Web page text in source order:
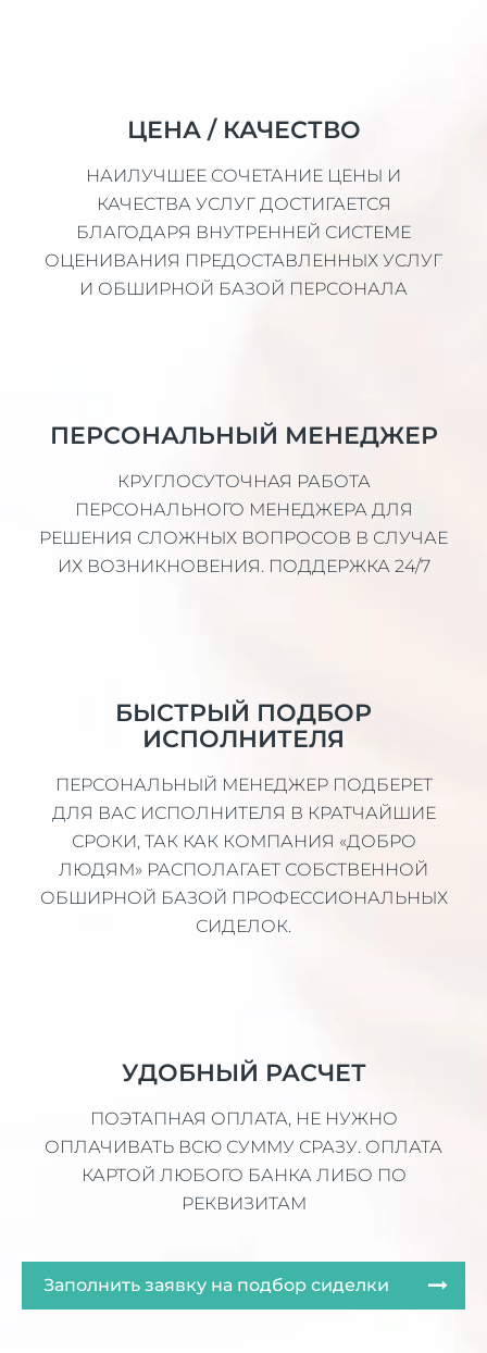
ЦЕНА / КАЧЕСТВО
НАИЛУЧШЕЕ СОЧЕТАНИЕ ЦЕНЫ И
КАЧЕСТВА УСЛУГ ДОСТИГАЕТСЯ
БЛАГОДАРЯ ВНУТРЕННЕЙ СИСТЕМЕ
ОЦЕНИВАНИЯ ПРЕДОСТАВЛЕННЫХ УСЛУГ
И ОБШИРНОЙ БАЗОЙ ПЕРСОНАЛА
ПЕРСОНАЛЬНЫЙ МЕНЕДЖЕР
КРУГЛОСУТОЧНАЯ РАБОТА
ПЕРСОНАЛЬНОГО МЕНЕДЖЕРА ДЛЯ
РЕШЕНИЯ СЛОЖНЫХ ВОПРОСОВ В СЛУЧАЕ
ИХ ВОЗНИКНОВЕНИЯ. ПОДДЕРЖКА 24/7
БЫСТРЫЙ ПОДБОР
ИСПОЛНИТЕЛЯ
ПЕРСОНАЛЬНЫЙ МЕНЕДЖЕР ПОДБЕРЕТ
ДЛЯ ВАС ИСПОЛНИТЕЛЯ В КРАТЧАЙШИЕ
СРОКИ, ТАК КАК КОМПАНИЯ «ДОБРО
ЛЮДЯМ» РАСПОЛАГАЕТ СОБСТВЕННОЙ
ОБШИРНОЙ БАЗОЙ ПРОФЕССИОНАЛЬНЫХ
СИДЕЛОК.
УДОБНЫЙ РАСЧЕТ
ПОЭТАПНАЯ ОПЛАТА, НЕ НУЖНО
ОПЛАЧИВАТЬ ВСЮ СУММУ СРАЗУ. ОПЛАТА
КАРТОЙ ЛЮБОГО БАНКА ЛИБО ПО
РЕКВИЗИТАМ
Заполнить заявку на подбор сиделки